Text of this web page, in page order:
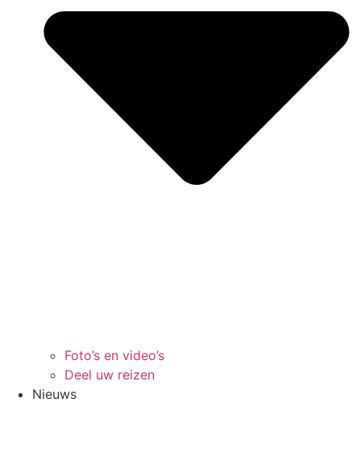
Foto’s en video’s
Deel uw reizen
Nieuws